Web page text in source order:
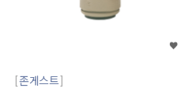
존게스트